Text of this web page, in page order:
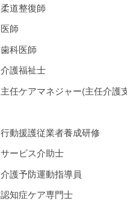
柔道整復師
医師
歯科医師
介護福祉士
主任ケアマネジャー(主任介護
行動援護従業者養成研修
サービス介助士
介護予防運動指導員
認知症ケア専門士